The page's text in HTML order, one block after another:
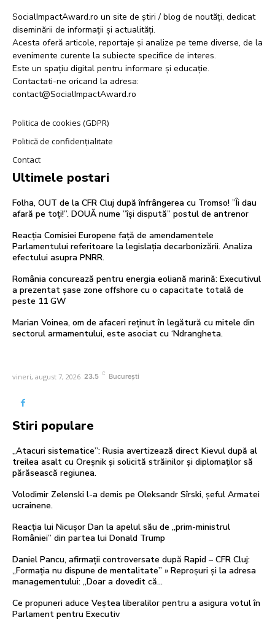
SocialImpactAward.ro un site de știri / blog de noutăți, dedicat
diseminării de informații și actualități.
Acesta oferă articole, reportaje și analize pe teme diverse, de la
evenimente curente la subiecte specifice de interes.
Este un spațiu digital pentru informare și educație.
Contactati-ne oricand la adresa:
contact@SocialImpactAward.ro
Politica de cookies (GDPR)
Politică de confidențialitate
Contact
Ultimele postari
Folha, OUT de la CFR Cluj după înfrângerea cu Tromso! ”Îi dau
afară pe toți!”. DOUĂ nume ”își dispută” postul de antrenor
Reacția Comisiei Europene față de amendamentele
Parlamentului referitoare la legislația decarbonizării. Analiza
efectului asupra PNRR.
România concurează pentru energia eoliană marină: Executivul
a prezentat șase zone offshore cu o capacitate totală de
peste 11 GW
Marian Voinea, om de afaceri reținut în legătură cu mitele din
sectorul armamentului, este asociat cu ‘Ndrangheta.
vineri, august 7, 2026 23.5 C București
Stiri populare
„Atacuri sistematice”: Rusia avertizează direct Kievul după al
treilea asalt cu Oreșnik și solicită străinilor și diplomaților să
părăsească regiunea.
Volodimir Zelenski l-a demis pe Oleksandr Sîrski, șeful Armatei
ucrainene.
Reacția lui Nicușor Dan la apelul său de „prim-ministrul
României” din partea lui Donald Trump
Daniel Pancu, afirmații controversate după Rapid – CFR Cluj:
„Formația nu dispune de mentalitate” » Reproșuri și la adresa
managementului: „Doar a dovedit că...
Ce propuneri aduce Veștea liberalilor pentru a asigura votul în
Parlament pentru Executiv